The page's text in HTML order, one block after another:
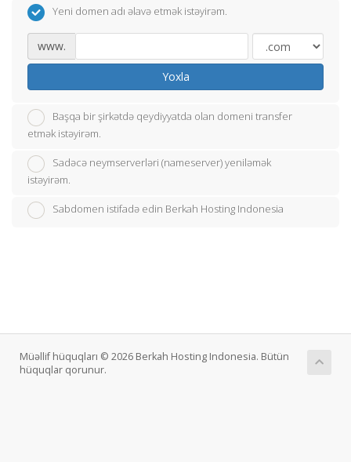
Yeni domen adı əlavə etmək istəyirəm.
www.
Yoxla
Başqa bir şirkətdə qeydiyyatda olan domeni transfer
etmək istəyirəm.
Sadəcə neymserverləri (nameserver) yeniləmək
istəyirəm.
Sabdomen istifadə edin Berkah Hosting Indonesia
Müəllif hüquqları © 2026 Berkah Hosting Indonesia. Bütün
hüquqlar qorunur.